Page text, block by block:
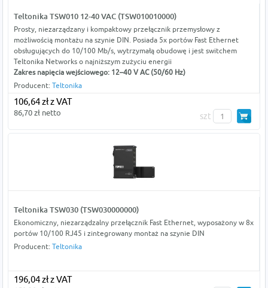
Teltonika TSW010 12-40 VAC (TSW010010000)
Prosty, niezarządzany i kompaktowy przełącznik przemysłowy z
możliwością montażu na szynie DIN. Posiada 5x portów Fast Ethernet
obsługujących do 10/100 Mb/s, wytrzymałą obudowę i jest switchem
Teltonika Networks o najniższym zużyciu energii
Zakres napięcia wejściowego: 12–40 V AC (50/60 Hz)
Producent: Teltonika
106,64 zł z VAT
86,70 zł netto szt
Teltonika TSW030 (TSW030000000)
Ekonomiczny, niezarządzalny przełącznik Fast Ethernet, wyposażony w 8x
portów 10/100 RJ45 i zintegrowany montaż na szynie DIN
Producent: Teltonika
196,04 zł z VAT